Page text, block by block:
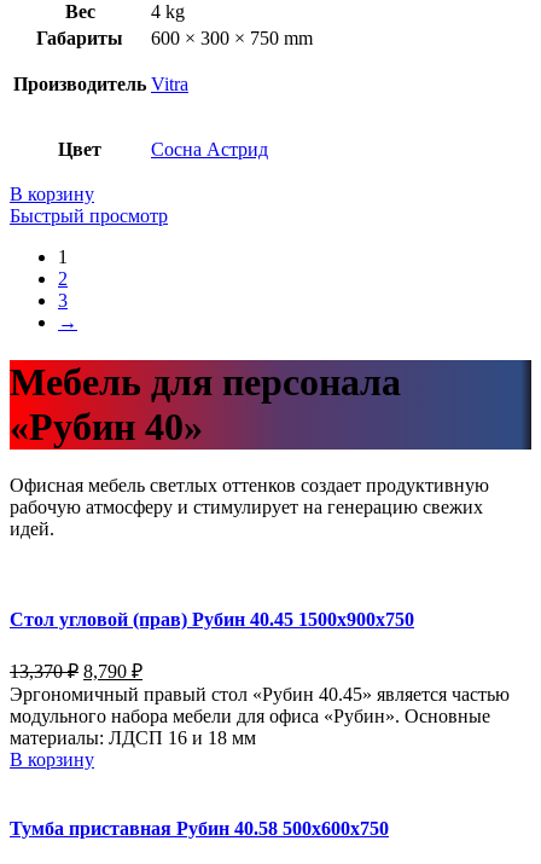
Вес
4 kg
Габариты
600 × 300 × 750 mm
Производитель Vitra
Цвет Сосна Астрид
В корзину
Быстрый просмотр
1
2
3
→
Мебель для персонала
«Рубин 40»
Офисная мебель светлых оттенков создает продуктивную
рабочую атмосферу и стимулирует на генерацию свежих
идей.
Стол угловой (прав) Рубин 40.45 1500х900х750
13,370₽ 8,790 ₽
Эргономичный правый стол «Рубин 40.45» является частью
модульного набора мебели для офиса «Рубин». Основные
материалы: ЛДСП 16 и 18 мм
В корзину
Тумба приставная Рубин 40.58 500х600х750